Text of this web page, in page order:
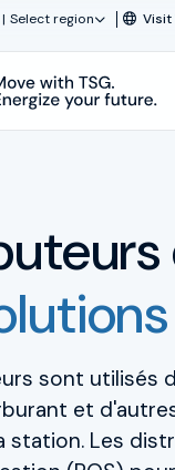
Select region Visit
sont utilisés
et
station. Les